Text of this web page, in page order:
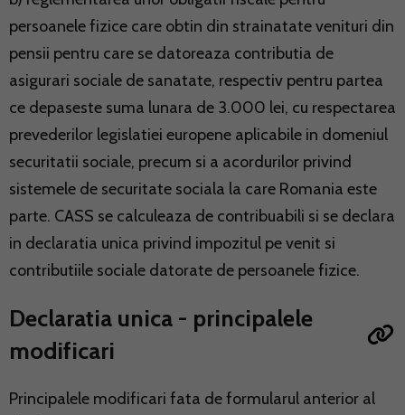
persoanele fizice care obtin din strainatate venituri din
pensii pentru care se datoreaza contributia de
asigurari sociale de sanatate, respectiv pentru partea
ce depaseste suma lunara de 3.000 lei, cu respectarea
prevederilor legislatiei europene aplicabile in domeniul
securitatii sociale, precum si a acordurilor privind
sistemele de securitate sociala la care Romania este
parte. CASS se calculeaza de contribuabili si se declara
in declaratia unica privind impozitul pe venit si
contributiile sociale datorate de persoanele fizice.
Declaratia unica - principalele
modificari
Principalele modificari fata de formularul anterior al